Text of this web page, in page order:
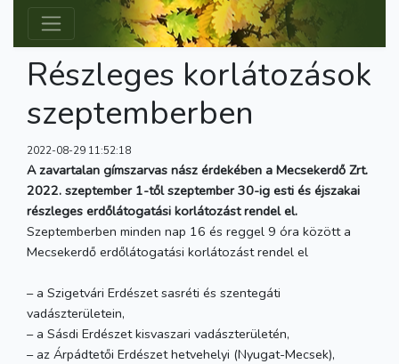
Részleges korlátozások
szeptemberben
2022-08-29 11:52:18
A zavartalan gímszarvas nász érdekében a Mecsekerdő Zrt.
2022. szeptember 1-től szeptember 30-ig esti és éjszakai
részleges erdőlátogatási korlátozást rendel el.
Szeptemberben minden nap 16 és reggel 9 óra között a
Mecsekerdő erdőlátogatási korlátozást rendel el
– a Szigetvári Erdészet sasréti és szentegáti
vadászterületein,
– a Sásdi Erdészet kisvaszari vadászterületén,
– az Árpádtetői Erdészet hetvehelyi (Nyugat-Mecsek),